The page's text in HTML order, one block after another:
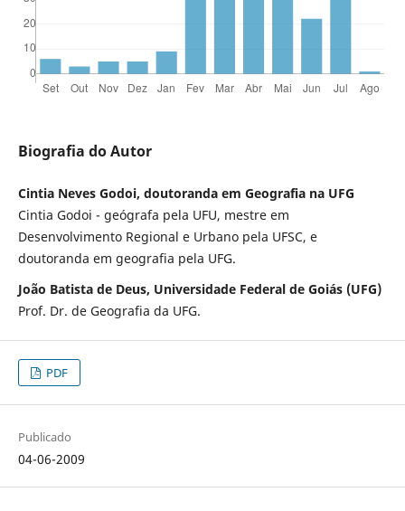
Biografia do Autor
Cintia Neves Godoi, doutoranda em Geografia na UFG
Cintia Godoi - geógrafa pela UFU, mestre em
Desenvolvimento Regional e Urbano pela UFSC, e
doutoranda em geografia pela UFG.
João Batista de Deus, Universidade Federal de Goiás (UFG)
Prof. Dr. de Geografia da UFG.
PDF
Publicado
04-06-2009